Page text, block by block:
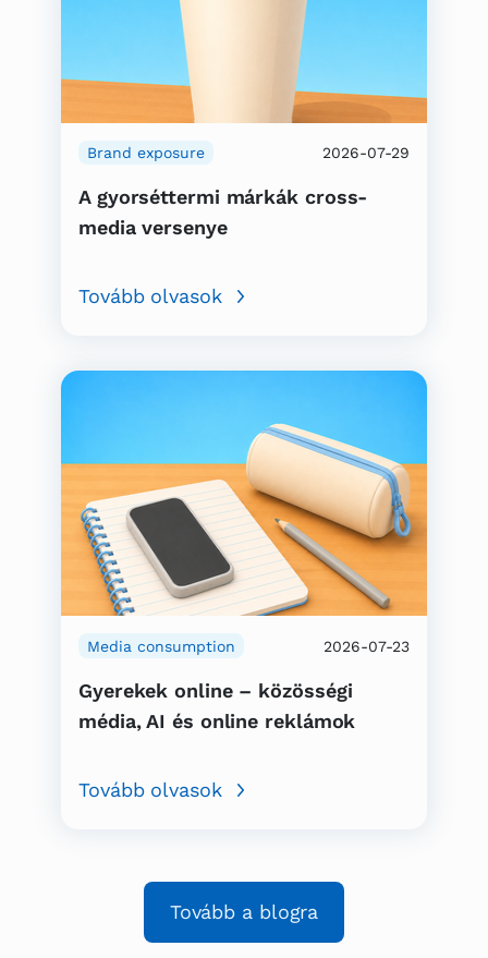
Brand exposure 2026-07-29
A gyorséttermi márkák cross-
media versenye
Tovább olvasok
Media consumption 2026-07-23
Gyerekek online – közösségi
média, AI és online reklámok
Tovább olvasok
Tovább a blogra